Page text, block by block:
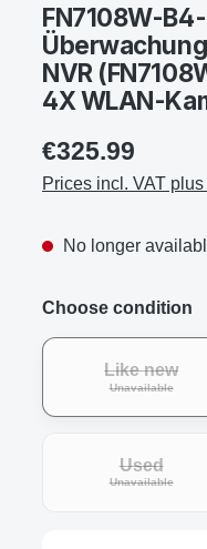
FN7108W-
NVR
4X WLAN-
€325.99
Prices incl. VAT
No longer
Choose condition
Like new
Unavailable
(This
Used
Unavailable
(This